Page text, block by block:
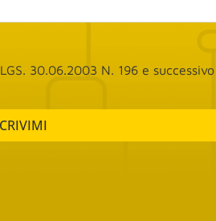
30.06.2003 N. 196 e successivo